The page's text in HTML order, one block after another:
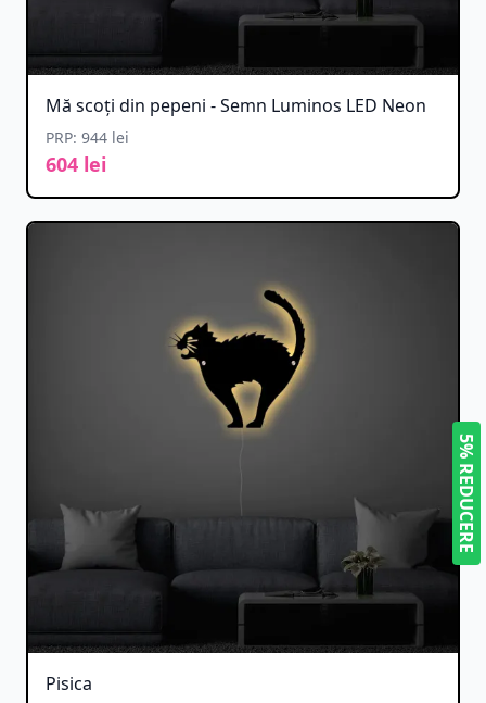
Mă scoți din pepeni - Semn Luminos LED Neon
PRP: 944 lei
604 lei
Pisica
5% REDUCERE